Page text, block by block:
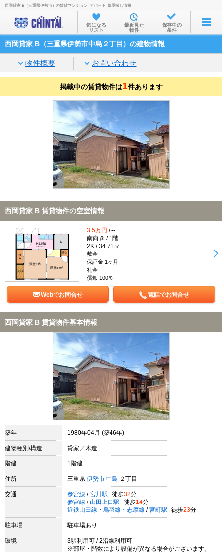
お部屋を探す
沿線・駅から
住所から
家賃相場から
通勤通学時間から
物件特集から
不動産会社から
TOP
西岡貸家 B（三重県伊勢市）の賃貸マンション･アパート･部屋探し情報
気になる
リスト
最近見た
物件
保存中の
条件
西岡貸家 B（三重県伊勢市中島２丁目）の建物情報
物件概要 お問い合わせ
掲載中の賃貸物件は1件あります
西岡貸家 B 賃貸物件の空室情報
3.5万円 / --
南向き / 1階
2K / 34.71㎡
敷金 --
保証金 1ヶ月
礼金 --
償却 100％
Webでお問合せ 電話でお問合せ
西岡貸家 B 賃貸物件基本情報
築年 1980年04月 (築46年)
建物種別/構造 貸家／木造
階建 1階建
住所 三重県 伊勢市 中島 ２丁目
交通 参宮線 / 宮川駅 徒歩32分
参宮線 / 山田上口駅 徒歩14分
近鉄山田線・鳥羽線・志摩線 / 宮町駅 徒歩23分
駐車場 駐車場あり
環境
3駅利用可 / 2沿線利用可
※部屋・階数により設備が異なる場合がございます。